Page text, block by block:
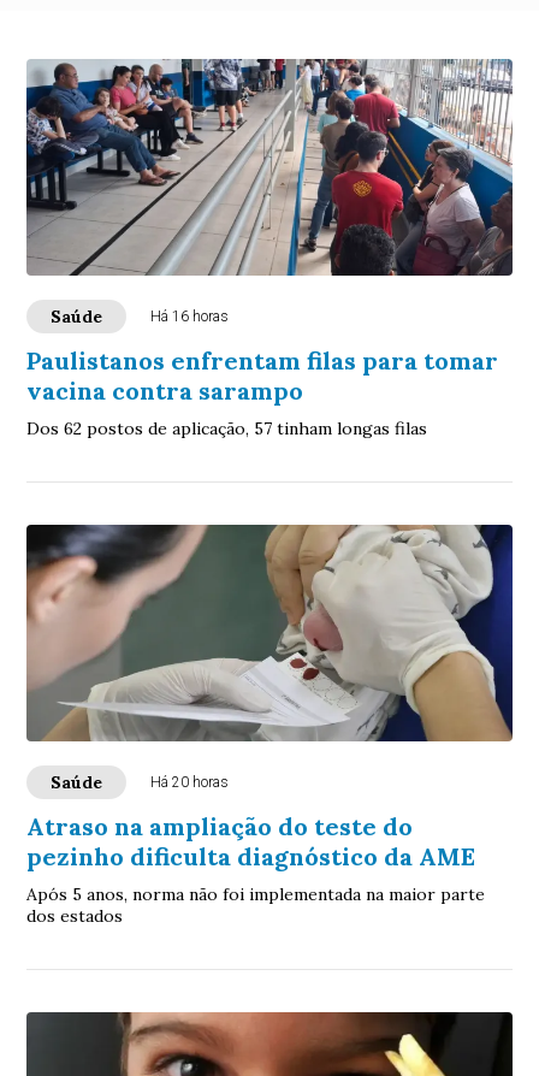
Saúde Há 16 horas
Paulistanos enfrentam filas para tomar
vacina contra sarampo
Dos 62 postos de aplicação, 57 tinham longas filas
Saúde Há 20 horas
Atraso na ampliação do teste do
pezinho dificulta diagnóstico da AME
Após 5 anos, norma não foi implementada na maior parte
dos estados